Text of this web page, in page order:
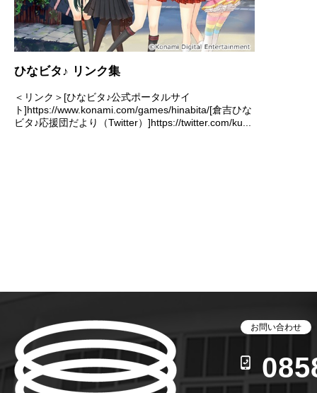
ひなビタ♪ リンク集
＜リンク＞[ひなビタ♪公式ポータルサイ
ト]https://www.konami.com/games/hinabita/[倉吉ひな
ビタ♪応援団だより（Twitter）]https://twitter.com/ku...
お問い合わせ